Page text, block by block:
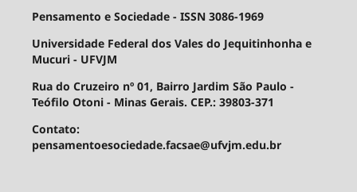
Pensamento e Sociedade - ISSN 3086-1969
Universidade Federal dos Vales do Jequitinhonha e
Mucuri - UFVJM
Rua do Cruzeiro nº 01, Bairro Jardim São Paulo -
Teófilo Otoni - Minas Gerais. CEP.: 39803-371
Contato:
pensamentoesociedade.facsae@ufvjm.edu.br